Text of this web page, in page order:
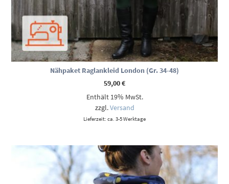
Nähpaket Raglankleid London (Gr. 34-48)
59,00€
Enthält 19% MwSt.
zzgl.Versand
Lieferzeit: ca. 3-5 Werktage